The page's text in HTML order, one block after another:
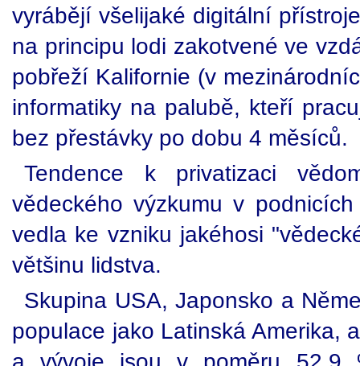
vyrábějí všelijaké digitální
na principu lodi zakotvené ve
pobřeží Kalifornie (v
informatiky na palubě, kteří
bez přestávky po dobu 4 měsíců.
Tendence k privatizaci
vědeckého výzkumu v
vedla ke vzniku jakéhosi
většinu lidstva.
Skupina USA, Japonsko a
populace jako Latinská Amerika,